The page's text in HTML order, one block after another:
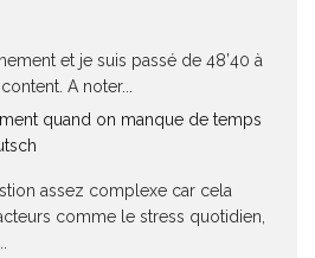
et je suis passé de 48’40 à
A noter...
quand on manque de temps
assez complexe car cela
comme le stress quotidien,